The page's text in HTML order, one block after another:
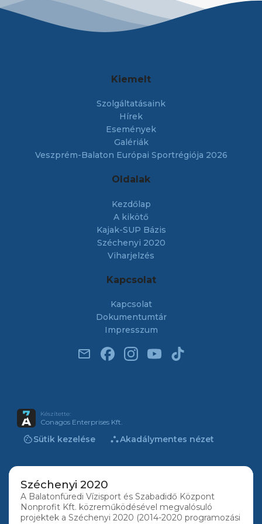
Kiemelt
Szolgáltatásaink
Hírek
Események
Galériák
Veszprém-Balaton Európai Sportrégiója 2026
Oldalak
Kezdőlap
A kikötő
Kajak-SUP Bázis
Széchenyi 2020
Viharjelzés
Kapcsolat
Kapcsolat
Dokumentumtár
Impresszum
email
Készítette:
Conagos Enterprises Kft.
cookieSütik kezelése atrAkadálymentes nézet
Széchenyi 2020
A Balatonfüredi Vízisport és Szabadidő Központ
Nonprofit Kft. közreműködésével megvalósuló
projektek a Széchenyi 2020 (2014-2020 programozási